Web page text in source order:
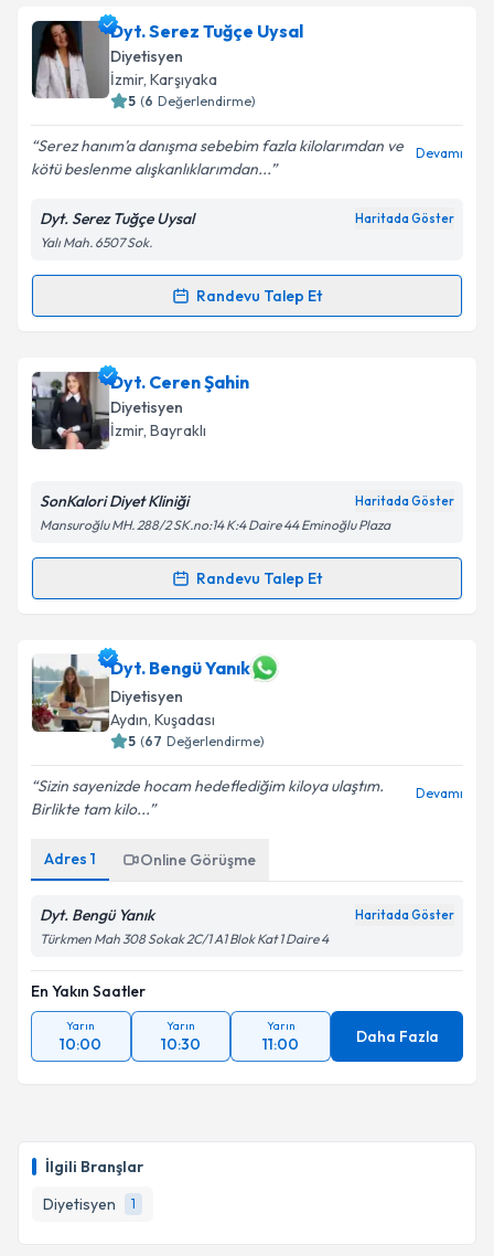
İlgili Branşlar
Diyetisyen
1
Dyt. Serez Tuğçe Uysal
Diyetisyen
İzmir, Karşıyaka
5 (6 Değerlendirme)
Serez hanım’a danışma sebebim fazla kilolarımdan ve
kötü beslenme alışkanlıklarımdan...
Devamı
Dyt. Serez Tuğçe Uysal Haritada Göster
Yalı Mah. 6507 Sok.
Randevu Talep Et
Randevu Takvimi Talebi
Dyt. Serez Tuğçe Uysal
oluşturun. Size bu uzmandan randevu almanız için bir
takvim hazırlandığında e-posta ile bilgilendireceğiz.
Kişisel verilerimin işlenmesine ilişkin
Metni'ni okudum ve kişisel verilerimin belirtilen
Takvim Talebini Gönder
Dyt. Ceren Şahin
Diyetisyen
İzmir, Bayraklı
SonKalori Diyet Kliniği Haritada Göster
Mansuroğlu MH. 288/2 SK.no:14 K:4 Daire 44 Eminoğlu Plaza
Randevu Talep Et
Randevu Takvimi Talebi
Dyt. Ceren Şahiniçin randevu takvimi talebi
oluşturun. Size bu uzmandan randevu almanız için bir
takvim hazırlandığında e-posta ile bilgilendireceğiz.
E-posta Adresiniz
Kişisel verilerimin işlenmesine ilişkin
Metni'ni okudum ve kişisel verilerimin belirtilen
Takvim Talebini Gönder
Dyt. Bengü Yanık
Diyetisyen
Aydın, Kuşadası
5 (67 Değerlendirme)
Sizin sayenizde hocam hedeflediğim kiloya ulaştım.
Birlikte tam kilo...
Devamı
Adres 1 Online Görüşme
Dyt. Bengü Yanık Haritada Göster
Türkmen Mah 308 Sokak 2C/1 A1 Blok Kat 1 Daire 4
En Yakın Saatler
Yarın
10:00
Yarın
10:30
Yarın
11:00 Daha Fazla